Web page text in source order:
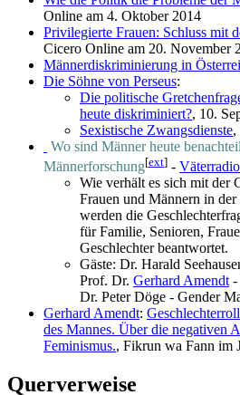
Online am 4. Oktober 2014
Privilegierte Frauen: Schluss mit
Cicero Online am 20. November
Männerdiskriminierung in
Die Söhne von Perseus:
Die politische
heute diskriminiert?, 10.
Sexistische Zwangsdienste,
Wo sind Männer heute
Männerforschung[ext] - Väterradio
Wie verhält es sich mit der
Frauen und Männern in
werden die
für Familie, Senioren,
Geschlechter beantwortet.
Gäste: Dr. Harald
Prof. Dr. Gerhard Amendt -
Dr. Peter Döge - Gender
Gerhard Amendt:
des Mannes. Über die negativen
Feminismus., Fikrun wa Fann im
Querverweise